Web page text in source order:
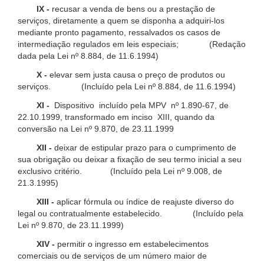
IX - recusar a venda de bens ou a prestação de
serviços, diretamente a quem se disponha a adquiri-los
mediante pronto pagamento, ressalvados os casos de
intermediação regulados em leis especiais; (Redação
dada pela Lei nº 8.884, de 11.6.1994)
X - elevar sem justa causa o preço de produtos ou
serviços. (Incluído pela Lei nº 8.884, de 11.6.1994)
XI -
Dispositivo incluído pela MPV nº 1.890-67, de
22.10.1999, transformado em inciso XIII, quando da
conversão na Lei nº 9.870, de 23.11.1999
XII - deixar de estipular prazo para o cumprimento de
sua obrigação ou deixar a fixação de seu termo inicial a seu
exclusivo critério. (Incluído pela Lei nº 9.008, de
21.3.1995)
XIII - aplicar fórmula ou índice de reajuste diverso do
legal ou contratualmente estabelecido. (Incluído pela
Lei nº 9.870, de 23.11.1999)
XIV - permitir o ingresso em estabelecimentos
comerciais ou de serviços de um número maior de